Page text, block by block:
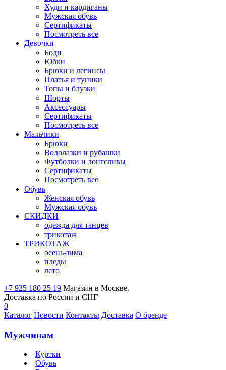
Худи и кардиганы
Мужская обувь
Сертификаты
Посмотреть все
Девочки
Боди
Юбки
Брюки и легинсы
Платья и туники
Топы и блузки
Шорты
Аксессуары
Сертификаты
Посмотреть все
Мальчики
Брюки
Водолазки и рубашки
Футболки и лонгсливы
Сертификаты
Посмотреть все
Обувь
Женская обувь
Мужская обувь
СКИДКИ
одежда для танцев
трикотаж
ТРИКОТАЖ
осень-зима
пледы
лето
+7 925 180 25 19 Магазин в Москве.
Доставка по России и СНГ
0
Каталог Новости Контакты Доставка О бренде
Мужчинам
Куртки
Обувь